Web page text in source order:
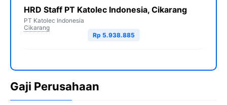
HRD Staff PT Katolec Indonesia, Cikarang
PT Katolec Indonesia
Cikarang
Rp 5.938.885
Gaji Perusahaan